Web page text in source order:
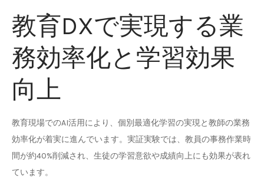
教育DXで実現する業
務効率化と学習効果
向上
教育現場でのAI活用により、個別最適化学習の実現と教師の業務
効率化が着実に進んでいます。実証実験では、教員の事務作業時
間が約40%削減され、生徒の学習意欲や成績向上にも効果が表れ
ています。